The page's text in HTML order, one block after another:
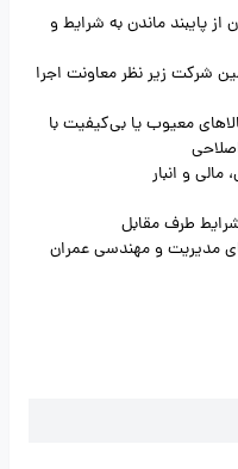
پایبند ماندن به شرایط و
شرکت زیر نظر معاونت اجرا
معیوب یا بی‌کیفیت با
و انبار
طرف مقابل
مدیریت و مهندسی عمران